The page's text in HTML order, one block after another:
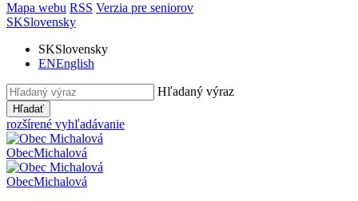
Mapa webu RSS Verzia pre seniorov
SKSlovensky
SKSlovensky
ENEnglish
Hľadaný výraz
Hľadať
rozšírené vyhľadávanie
ObecMichalová
ObecMichalová